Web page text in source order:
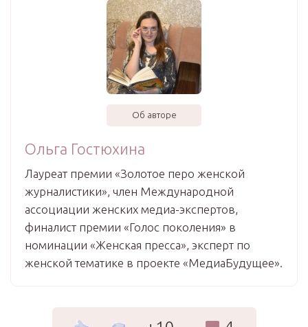
Об авторе
Ольга Гостюхина
Лауреат премии «Золотое перо женской
журналистики», член Международной
ассоциации женских медиа-экспертов,
финалист премии «Голос поколения» в
номинации «Женская пресса», эксперт по
женской тематике в проекте «МедиаБудущее».